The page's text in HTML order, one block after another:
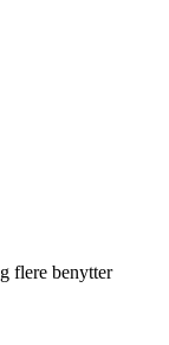
flere benytter